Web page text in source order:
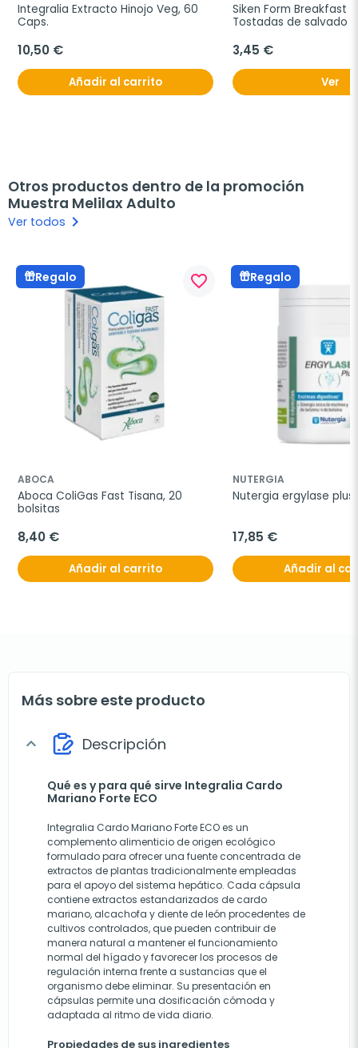
Integralia Extracto Hinojo Veg, 60
Caps.
10,50 €
Añadir al carrito
Siken Form Breakfast
Tostadas de salvado
3,45 €
Ver
Otros productos dentro de la promoción
Muestra Melilax Adulto
Ver todos keyboard_arrow_right
Regalo favorite_border
ABOCA
Aboca ColiGas Fast Tisana, 20
bolsitas
8,40 €
Añadir al carrito
Regalo
NUTERGIA
Nutergia ergylase
17,85 €
Añadir al
Más sobre este producto
expand_more Descripción
Qué es y para qué sirve Integralia Cardo
Mariano Forte ECO
Integralia Cardo Mariano Forte ECO es un
complemento alimenticio de origen ecológico
formulado para ofrecer una fuente concentrada de
extractos de plantas tradicionalmente empleadas
para el apoyo del sistema hepático. Cada cápsula
contiene extractos estandarizados de cardo
mariano, alcachofa y diente de león procedentes de
cultivos controlados, que pueden contribuir de
manera natural a mantener el funcionamiento
normal del hígado y favorecer los procesos de
regulación interna frente a sustancias que el
organismo debe eliminar. Su presentación en
cápsulas permite una dosificación cómoda y
adaptada al ritmo de vida diario.
Propiedades de sus ingredientes